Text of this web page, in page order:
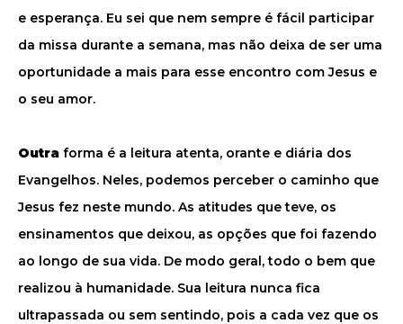
e esperança. Eu sei que nem sempre é fácil participar
da missa durante a semana, mas não deixa de ser uma
oportunidade a mais para esse encontro com Jesus e
o seu amor.
Outra forma é a leitura atenta, orante e diária dos
Evangelhos. Neles, podemos perceber o caminho que
Jesus fez neste mundo. As atitudes que teve, os
ensinamentos que deixou, as opções que foi fazendo
ao longo de sua vida. De modo geral, todo o bem que
realizou à humanidade. Sua leitura nunca fica
ultrapassada ou sem sentindo, pois a cada vez que os